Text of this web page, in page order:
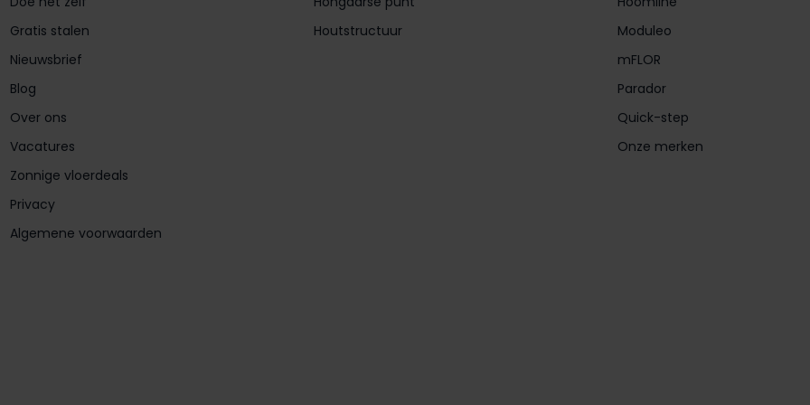
Gratis stalen
Nieuwsbrief
Blog
Over ons
Vacatures
Zonnige vloerdeals
Privacy
Algemene voorwaarden
Houtstructuur
Moduleo
mFLOR
Parador
Quick-step
Onze merken